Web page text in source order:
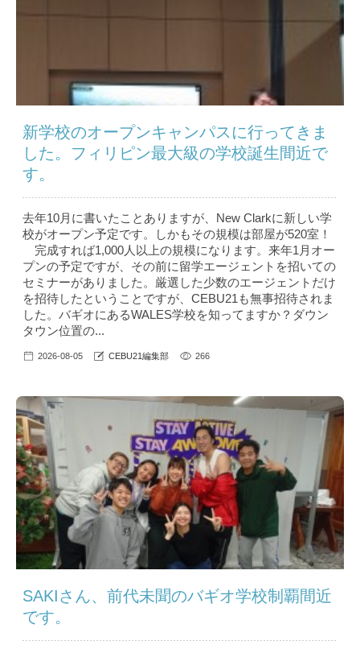
新学校のオープンキャンパスに行ってきま
した。フィリピン最大級の学校誕生間近で
す。
去年10月に書いたことありますが、New Clarkに新しい学
校がオープン予定です。しかもその規模は部屋が520室！
完成すれば1,000人以上の規模になります。来年1月オー
プンの予定ですが、その前に留学エージェントを招いての
セミナーがありました。厳選した少数のエージェントだけ
を招待したということですが、CEBU21も無事招待されま
した。バギオにあるWALES学校を知ってますか？ダウン
タウン位置の...
2026-08-05 CEBU21編集部 266
SAKIさん、前代未聞のバギオ学校制覇間近
です。